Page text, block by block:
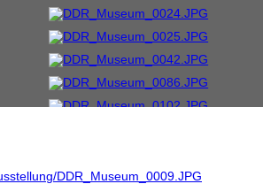
DDR_Museum_0009.JPG